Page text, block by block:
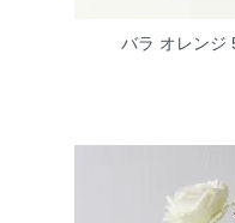
バラ オレンジ